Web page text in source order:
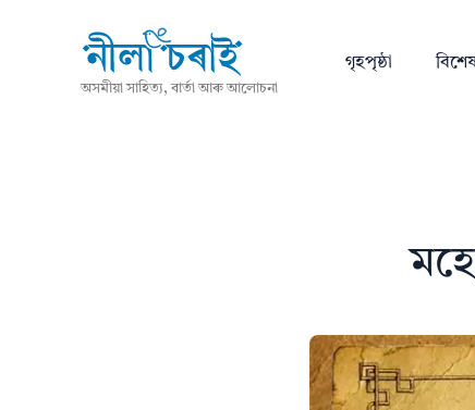
অসমীয়া সাহিত্য, বাৰ্তা আৰু আলোচনা
গৃহপৃষ্ঠা